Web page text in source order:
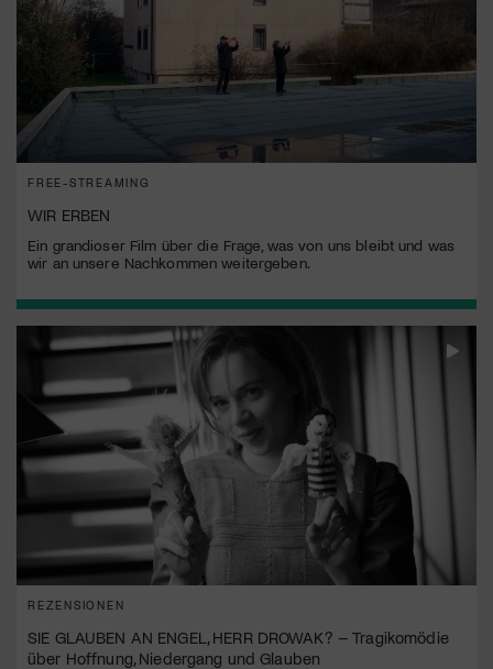
FREE-STREAMING
WIR ERBEN
Ein grandioser Film über die Frage, was von uns bleibt und was
wir an unsere Nachkommen weitergeben.
REZENSIONEN
SIE GLAUBEN AN ENGEL, HERR DROWAK? – Tragikomödie
über Hoffnung, Niedergang und Glauben